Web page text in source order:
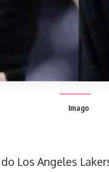
Imago
do Los Angeles